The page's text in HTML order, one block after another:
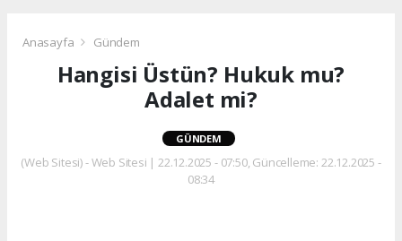
Anasayfa Gündem
Hangisi Üstün? Hukuk mu?
Adalet mi?
GÜNDEM
(Web Sitesi) - Web Sitesi | 22.12.2025 - 07:50, Güncelleme: 22.12.2025 -
08:34